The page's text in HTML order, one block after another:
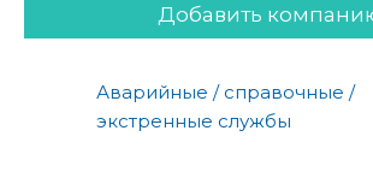
Добавить
Аварийные / справочные /
экстренные службы